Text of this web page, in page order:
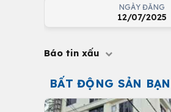
NGÀY ĐĂNG
12/07/2025
Báo tin xấu
BẤT ĐỘNG SẢN